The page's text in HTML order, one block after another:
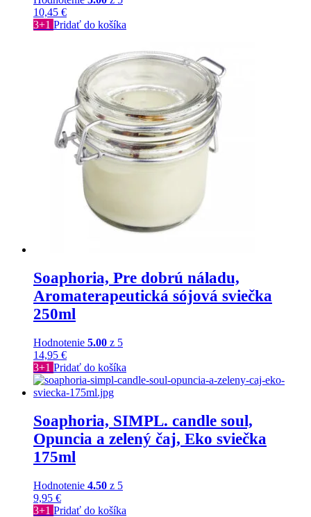
10,45 €
3+1 Pridať do košíka
Soaphoria, Pre dobrú náladu,
Aromaterapeutická sójová sviečka
250ml
Hodnotenie 5.00 z 5
14,95 €
3+1 Pridať do košíka
Soaphoria, SIMPL. candle soul,
Opuncia a zelený čaj, Eko sviečka
175ml
Hodnotenie 4.50 z 5
9,95 €
3+1 Pridať do košíka